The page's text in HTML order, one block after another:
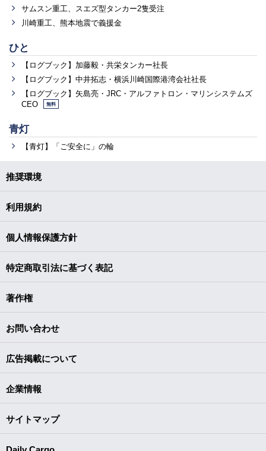
サムスン重工、スエズ型タンカー2隻受注
川崎重工、熊本地震で義援金
ひと
【ログブック】加藤毅・共栄タンカー社長
【ログブック】中井拓志・横浜川崎国際港湾会社社長
【ログブック】矢島亮・JRC・アルファトロン・マリンシステムズ
CEO
無料
青灯
【青灯】「ご安全に」の輪
推奨環境
利用規約
個人情報保護方針
特定商取引法に基づく表記
著作権
お問い合わせ
広告掲載について
企業情報
サイトマップ